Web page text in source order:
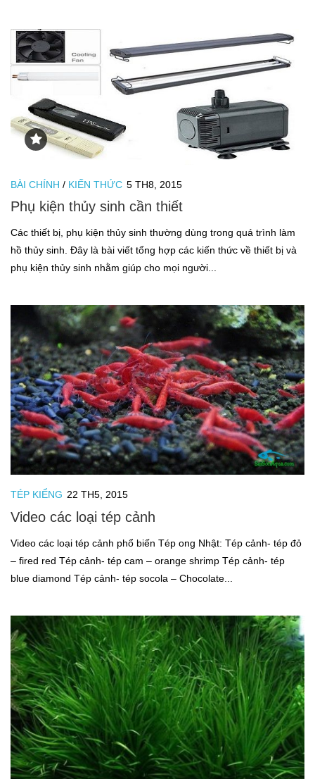
BÀI CHÍNH / KIẾN THỨC 5 TH8, 2015
Phụ kiện thủy sinh cần thiết
Các thiết bị, phụ kiện thủy sinh thường dùng trong quá trình làm
hồ thủy sinh. Đây là bài viết tổng hợp các kiến thức về thiết bị và
phụ kiện thủy sinh nhằm giúp cho mọi người...
TÉP KIỂNG 22 TH5, 2015
Video các loại tép cảnh
Video các loại tép cảnh phổ biến Tép ong Nhật: Tép cảnh- tép đỏ
– fired red Tép cảnh- tép cam – orange shrimp Tép cảnh- tép
blue diamond Tép cảnh- tép socola – Chocolate...